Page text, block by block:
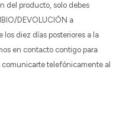
del producto, solo debes
DEVOLUCIÓN a
los diez días posteriores a la
en contacto contigo para
telefónicamente al